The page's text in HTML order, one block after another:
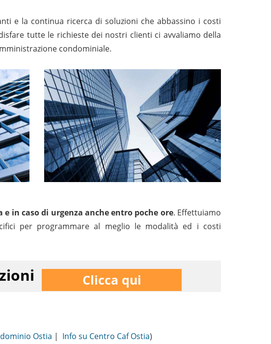
e la continua ricerca di soluzioni che abbassino i costi
tutte le richieste dei nostri clienti ci avvaliamo della
condominiale.
in caso di urgenza anche entro poche ore. Effettuiamo
per programmare al meglio le modalità ed i costi
Clicca qui
Ostia | Info su Centro Caf Ostia)